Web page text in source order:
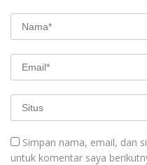
Simpan nama, email, dan
untuk komentar saya